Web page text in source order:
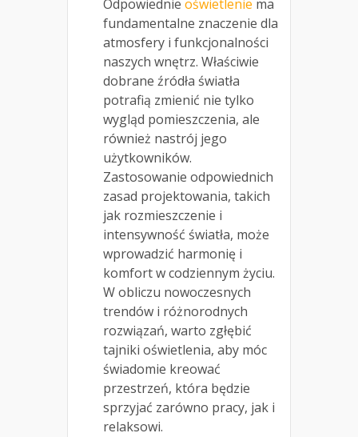
Odpowiednie oświetlenie ma
fundamentalne znaczenie dla
atmosfery i funkcjonalności
naszych wnętrz. Właściwie
dobrane źródła światła
potrafią zmienić nie tylko
wygląd pomieszczenia, ale
również nastrój jego
użytkowników.
Zastosowanie odpowiednich
zasad projektowania, takich
jak rozmieszczenie i
intensywność światła, może
wprowadzić harmonię i
komfort w codziennym życiu.
W obliczu nowoczesnych
trendów i różnorodnych
rozwiązań, warto zgłębić
tajniki oświetlenia, aby móc
świadomie kreować
przestrzeń, która będzie
sprzyjać zarówno pracy, jak i
relaksowi.